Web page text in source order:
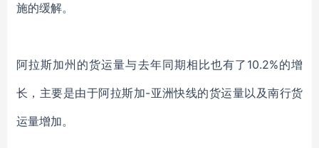
施的缓解。
阿拉斯加州 的货运量与去年同期相比也有了 10.2%的增
长 ，主要是由于阿拉斯加-亚洲快线的货运量以及南行货
运量增加。